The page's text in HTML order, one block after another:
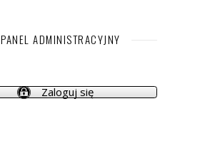
PANEL ADMINISTRACYJNY
Zaloguj się